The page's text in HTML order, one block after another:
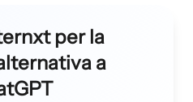
per la
a